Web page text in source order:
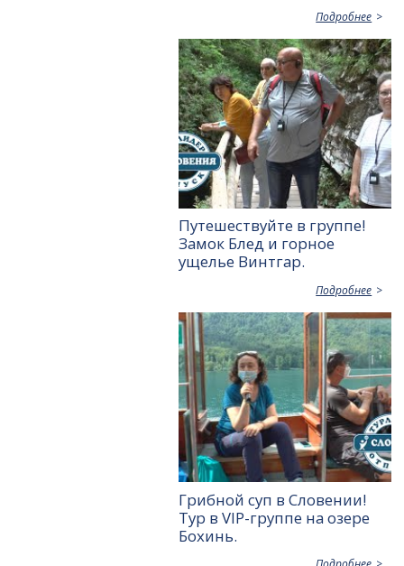
Подробнее
Путешествуйте в группе!
Замок Блед и горное
ущелье Винтгар.
Подробнее
Грибной суп в Словении!
Тур в VIP-группе на озере
Бохинь.